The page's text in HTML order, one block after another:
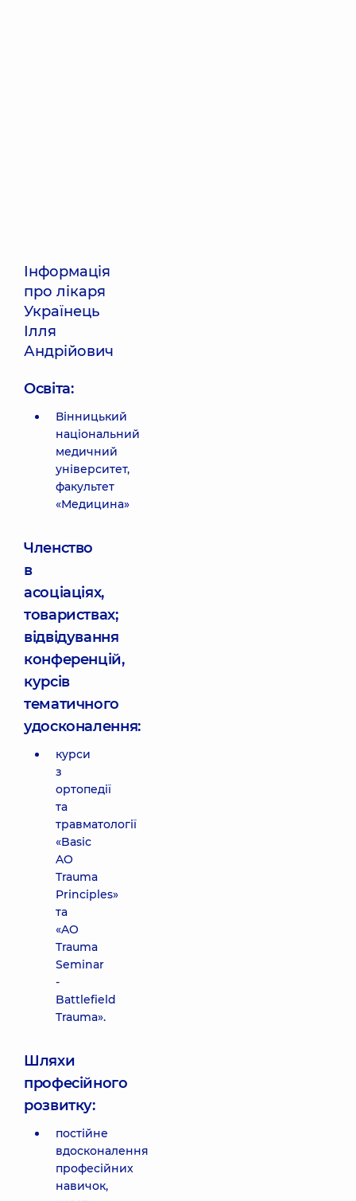
Інформація
про лікаря
Українець
Ілля
Андрійович
Освіта:
Вінницький
національний
медичний
університет,
факультет
«Медицина»
Членство
в
асоціаціях,
товариствах;
відвідування
конференцій,
курсів
тематичного
удосконалення:
курси
з
ортопедії
та
травматології
«Basic
AO
Trauma
Principles»
та
«AO
Trauma
Seminar
-
Battlefield
Trauma».
Шляхи
професійного
розвитку:
постійне
вдосконалення
професійних
навичок,